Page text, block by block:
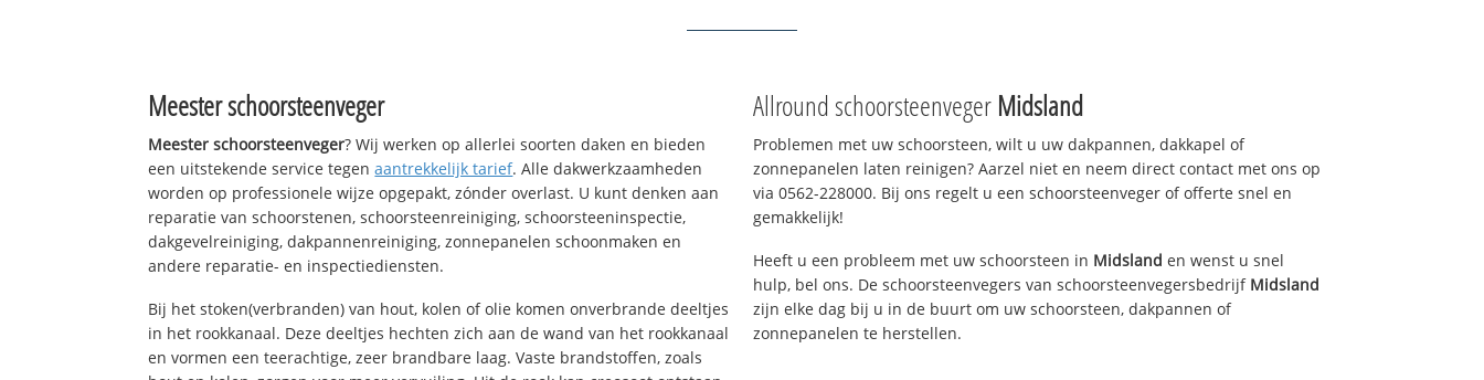
Meester schoorsteenveger
Meester schoorsteenveger? Wij werken op allerlei soorten daken en bieden
een uitstekende service tegenaantrekkelijk tarief. Alle dakwerkzaamheden
worden op professionele wijze opgepakt, zónder overlast. U kunt denken aan
reparatie van schoorstenen, schoorsteenreiniging, schoorsteeninspectie,
dakgevelreiniging, dakpannenreiniging, zonnepanelen schoonmaken en
andere reparatie- en inspectiediensten.
Bij het stoken(verbranden) van hout, kolen of olie komen onverbrande deeltjes
in het rookkanaal. Deze deeltjes hechten zich aan de wand van het rookkanaal
en vormen een teerachtige, zeer brandbare laag. Vaste brandstoffen, zoals
Allround schoorsteenveger Midsland
Problemen met uw schoorsteen, wilt u uw dakpannen, dakkapel of
zonnepanelen laten reinigen? Aarzel niet en neem direct contact met ons op
via 0562-228000. Bij ons regelt u een schoorsteenveger of offerte snel en
gemakkelijk!
Heeft u een probleem met uw schoorsteen in Midsland en wenst u snel
hulp, bel ons. De schoorsteenvegers van schoorsteenvegersbedrijf Midsland
zijn elke dag bij u in de buurt om uw schoorsteen, dakpannen of
zonnepanelen te herstellen.